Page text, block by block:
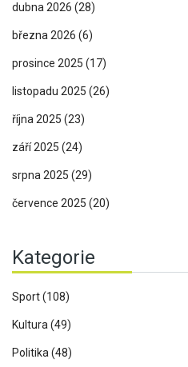
dubna 2026 (28)
března 2026 (6)
prosince 2025 (17)
listopadu 2025 (26)
října 2025 (23)
září 2025 (24)
srpna 2025 (29)
července 2025 (20)
Kategorie
Sport(108)
Kultura (49)
Politika (48)